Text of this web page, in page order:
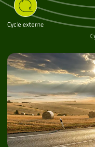
Cycle externe